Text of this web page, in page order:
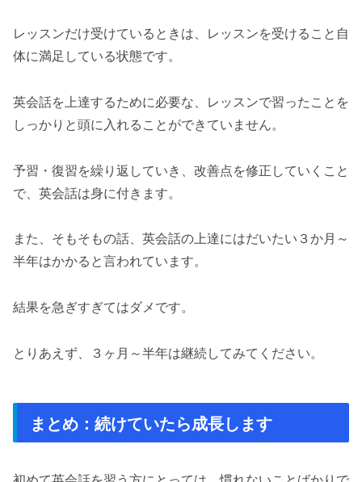
レッスンだけ受けているときは、レッスンを受けること自
体に満足している状態です。
英会話を上達するために必要な、レッスンで習ったことを
しっかりと頭に入れることができていません。
予習・復習を繰り返していき、改善点を修正していくこと
で、英会話は身に付きます。
また、そもそもの話、英会話の上達にはだいたい３か月～
半年はかかると言われています。
結果を急ぎすぎてはダメです。
とりあえず、３ヶ月～半年は継続してみてください。
まとめ：続けていたら成長します